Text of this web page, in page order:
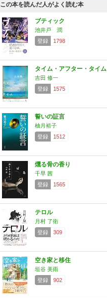
この本を読んだ人がよく読む本
ブティック
池井戸 潤
登録
1798
タイム・アフター・タイム
吉田 修一
登録
1575
誓いの証言
柚月裕子
登録
1512
燻る骨の香り
千早 茜
登録
1565
テロル
月村 了衛
登録
309
空き家と移住
垣谷 美雨
登録
902